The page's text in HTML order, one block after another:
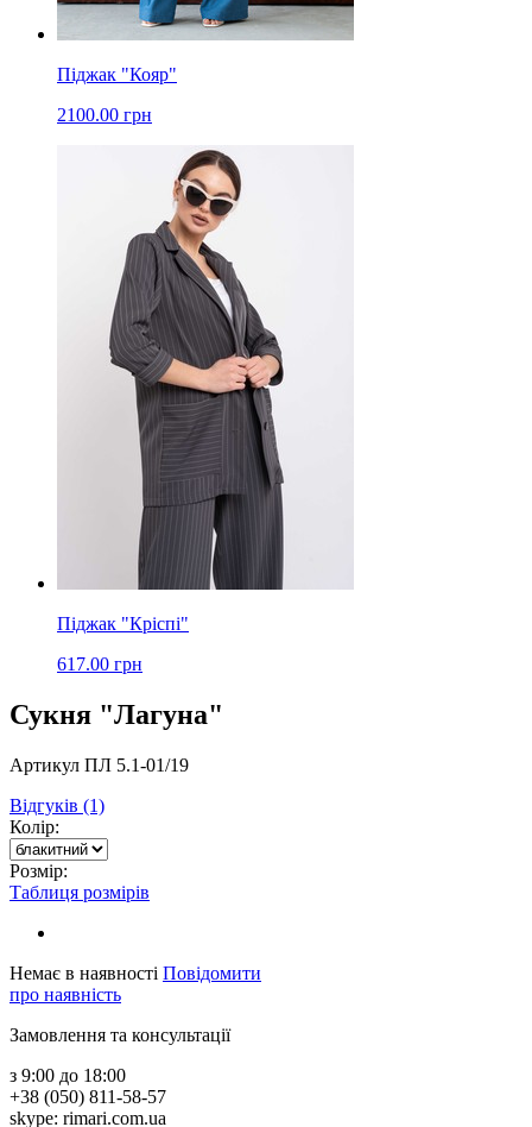
Піджак "Кояр"
2100.00 грн
Піджак "Кріспі"
617.00 грн
Сукня "Лагуна"
Артикул ПЛ 5.1-01/19
Відгуків (1)
Колір:
Розмір:
Таблиця розмірів
Немає в наявності Повідомити
про наявність
Замовлення та консультації
з 9:00 до 18:00
+38 (050) 811-58-57
skype: rimari.com.ua